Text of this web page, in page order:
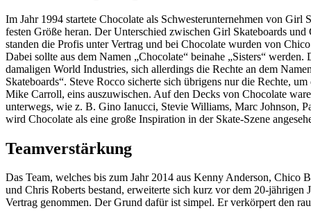
Im Jahr 1994 startete Chocolate als Schwesterunternehmen von Girl
festen Größe heran. Der Unterschied zwischen Girl Skateboards
standen die Profis unter Vertrag und bei Chocolate wurden von
Dabei sollte aus dem Namen „Chocolate“ beinahe „Sisters“
damaligen World Industries, sich allerdings die Rechte an dem
Skateboards“. Steve Rocco sicherte sich übrigens nur die Rechte,
Mike Carroll, eins auszuwischen. Auf den Decks von Chocolate
unterwegs, wie z. B. Gino Ianucci, Stevie Williams, Marc Johnson,
wird Chocolate als eine große Inspiration in der Skate-Szene
Teamverstärkung
Das Team, welches bis zum Jahr 2014 aus Kenny Anderson, Chico
und Chris Roberts bestand, erweiterte sich kurz vor dem 20-
Vertrag genommen. Der Grund dafür ist simpel. Er verkörpert den